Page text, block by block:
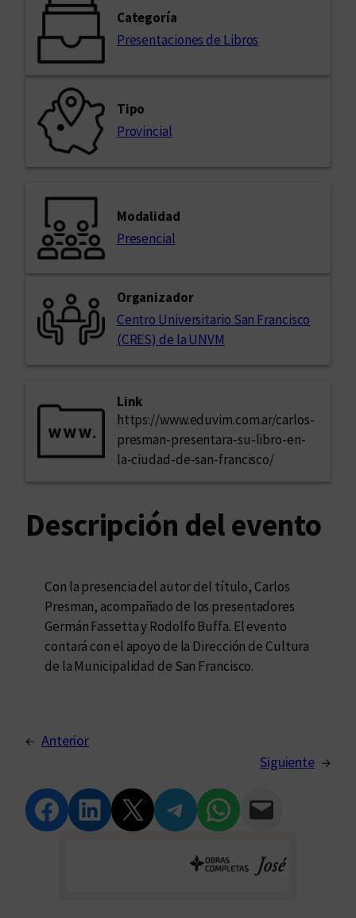
Categoría
Presentaciones de Libros
Tipo
Provincial
Modalidad
Presencial
Organizador
Centro Universitario San Francisco
(CRES) de la UNVM
Link
https://www.eduvim.com.ar/carlos-
presman-presentara-su-libro-en-
la-ciudad-de-san-francisco/
Descripción del evento
Con la presencia del autor del título, Carlos
Presman, acompañado de los presentadores
Germán Fassetta y Rodolfo Buffa. El evento
contará con el apoyo de la Dirección de Cultura
de la Municipalidad de San Francisco.
← Anterior
Siguiente →
Compartir en Facebook Compartir en LinkedIn Compartir en Twitter Compartir en Telegram Compartir en WhatsApp Compartir vía Email